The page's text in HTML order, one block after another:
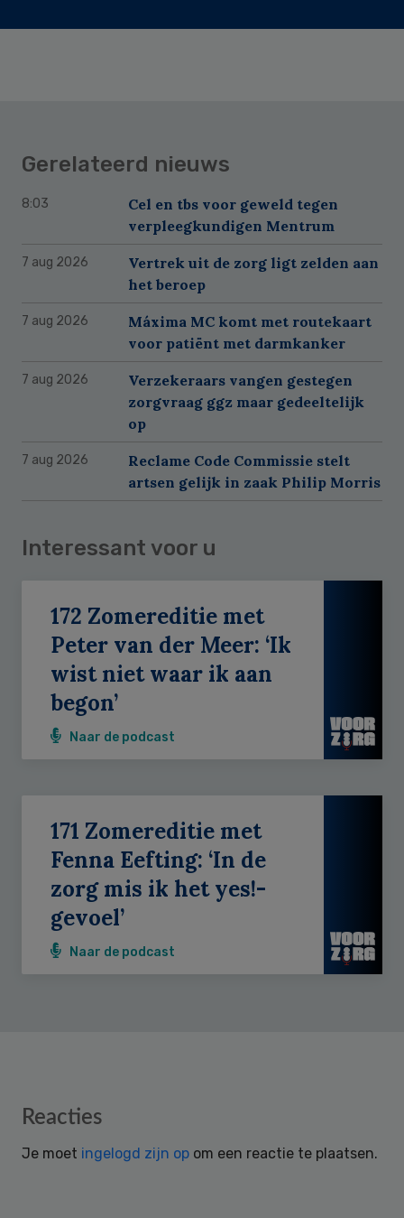
Gerelateerd nieuws
8:03
Cel en tbs voor geweld tegen
verpleegkundigen Mentrum
7 aug 2026
Vertrek uit de zorg ligt zelden aan
het beroep
7 aug 2026
Máxima MC komt met routekaart
voor patiënt met darmkanker
7 aug 2026
Verzekeraars vangen gestegen
zorgvraag ggz maar gedeeltelijk
op
7 aug 2026
Reclame Code Commissie stelt
artsen gelijk in zaak Philip Morris
Interessant voor u
172 Zomereditie met
Peter van der Meer: ‘Ik
wist niet waar ik aan
begon’
Naar de podcast
171 Zomereditie met
Fenna Eefting: ‘In de
zorg mis ik het yes!-
gevoel’
Naar de podcast
Reader
Reacties
Je moet ingelogd zijn op om een reactie te plaatsen.